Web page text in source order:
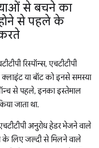
से बचने का
होने से पहले के
रिस्पॉन्स, एचटीटीपी
क्लाइंट या बॉट को इनसे समस्या
से पहले, इनका इस्तेमाल
जाता था.
अनुरोध हेडर भेजने वाले
के लिए जल्दी से मिलने वाले